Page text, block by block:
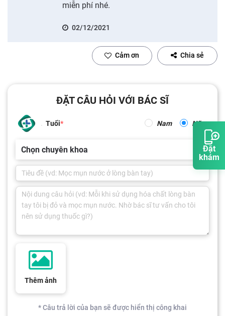
Đặt
khám
miễn phí nhé.
02/12/2021
Cảm ơn Chia sẻ
ĐẶT CÂU HỎI VỚI BÁC SĨ
Tuổi Nam Nữ
Chọn chuyên khoa
Thêm ảnh
* Câu trả lời của bạn sẽ được hiển thị công khai